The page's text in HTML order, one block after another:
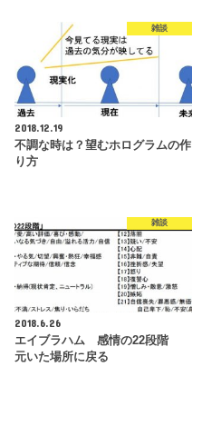
雑談
2018.12.19
不調な時は？望むホログラムの作
り方
雑談
2018.6.26
エイブラハム 感情の22段階
元いた場所に戻る